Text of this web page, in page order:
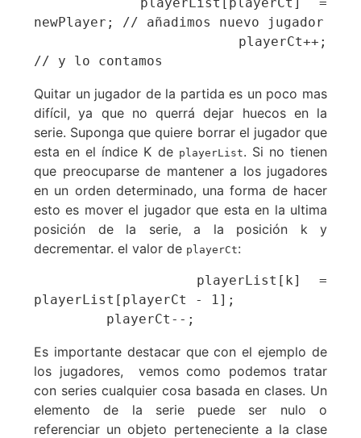
newPlayer; // añadimos nuevo jugador
// y lo contamos
Quitar un jugador de la partida es un poco mas
difícil, ya que no querrá dejar huecos en la
serie. Suponga que quiere borrar el jugador que
esta en el índice K de playerList. Si no tienen
que preocuparse de mantener a los jugadores
en un orden determinado, una forma de hacer
esto es mover el jugador que esta en la ultima
posición de la serie, a la posición k y
decrementar. el valor de playerCt:
playerList[playerCt - 1];
         playerCt--;
Es importante destacar que con el ejemplo de
los jugadores, vemos como podemos tratar
con series cualquier cosa basada en clases. Un
elemento de la serie puede ser nulo o
referenciar un objeto perteneciente a la clase